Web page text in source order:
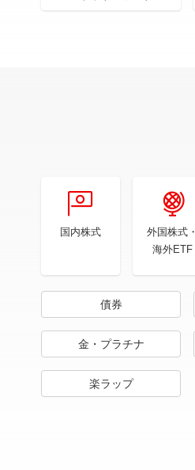
国内株式
外国株式・
海外ETF
債券
金・プラチナ
楽ラップ